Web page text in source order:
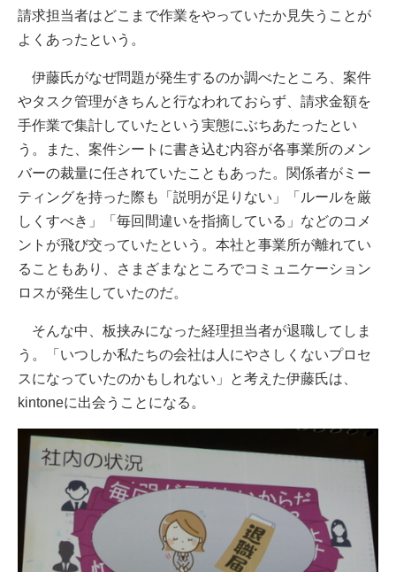
請求担当者はどこまで作業をやっていたか見失うことが
よくあったという。
伊藤氏がなぜ問題が発生するのか調べたところ、案件
やタスク管理がきちんと行なわれておらず、請求金額を
手作業で集計していたという実態にぶちあたったとい
う。また、案件シートに書き込む内容が各事業所のメン
バーの裁量に任されていたこともあった。関係者がミー
ティングを持った際も「説明が足りない」「ルールを厳
しくすべき」「毎回間違いを指摘している」などのコメ
ントが飛び交っていたという。本社と事業所が離れてい
ることもあり、さまざまなところでコミュニケーション
ロスが発生していたのだ。
そんな中、板挟みになった経理担当者が退職してしま
う。「いつしか私たちの会社は人にやさしくないプロセ
スになっていたのかもしれない」と考えた伊藤氏は、
kintoneに出会うことになる。